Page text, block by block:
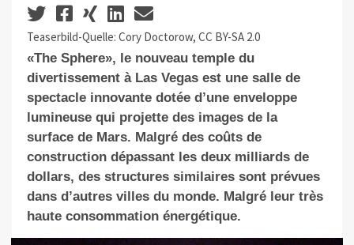
Teaserbild-Quelle: Cory Doctorow, CC BY-SA 2.0
«The Sphere», le nouveau temple du
divertissement à Las Vegas est une salle de
spectacle innovante dotée d’une enveloppe
lumineuse qui projette des images de la
surface de Mars. Malgré des coûts de
construction dépassant les deux milliards de
dollars, des structures similaires sont prévues
dans d’autres villes du monde. Malgré leur très
haute consommation énergétique.